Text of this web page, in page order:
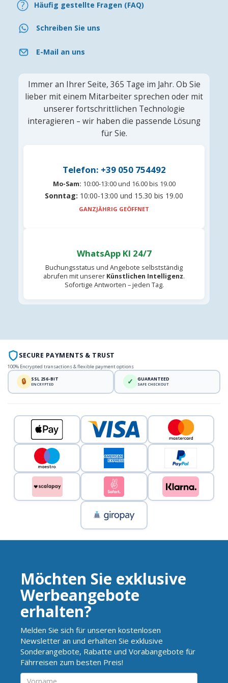
Häufig gestellte Fragen (FAQ)
Schreiben Sie uns
E-Mail an uns
Immer an Ihrer Seite, 365 Tage im Jahr. Ob Sie
lieber mit einem Mitarbeiter sprechen oder mit
unserer fortschrittlichen Technologie
interagieren – wir haben die passende Lösung
für Sie.
Telefon: +39 050 754492
Mo-Sam: 10:00-13:00 und 16.00 bis 19.00
Sonntag: 10:00-13:00 und 15.30 bis 19.00
GANZJÄHRIG GEÖFFNET
WhatsApp KI 24/7
Buchungsstatus und Angebote selbstständig
abrufen mit unserer Künstlichen Intelligenz.
Sofortige Antworten – jeden Tag.
SECURE PAYMENTS & TRUST
100% Encrypted transactions & flexible payment options
🔒 SSL 256-BIT
ENCRYPTED ✓ GUARANTEED
SAFE CHECKOUT
Möchten Sie exklusive
Werbeangebote
erhalten?
Melden Sie sich für unseren kostenlosen
Newsletter an und erhalten Sie exklusive
Sonderangebote, Rabatte und Vorabangebote für
Fährreisen zum besten Preis!